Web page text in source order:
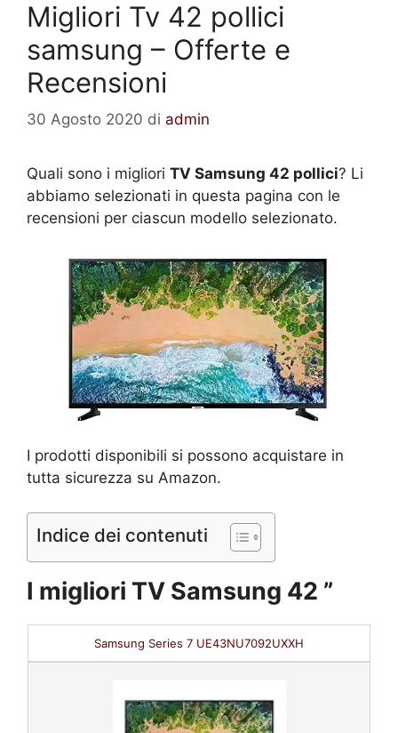
Migliori Tv 42 pollici
samsung – Offerte e
Recensioni
30 Agosto 2020 di admin
Quali sono i migliori TV Samsung 42 pollici? Li
abbiamo selezionati in questa pagina con le
recensioni per ciascun modello selezionato.
I prodotti disponibili si possono acquistare in
tutta sicurezza su Amazon.
Indice dei contenuti
I migliori TV Samsung 42 ”
Samsung Series 7 UE43NU7092UXXH